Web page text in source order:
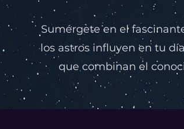
Sumérgete en el
los astros influyen en tu
que combinan el